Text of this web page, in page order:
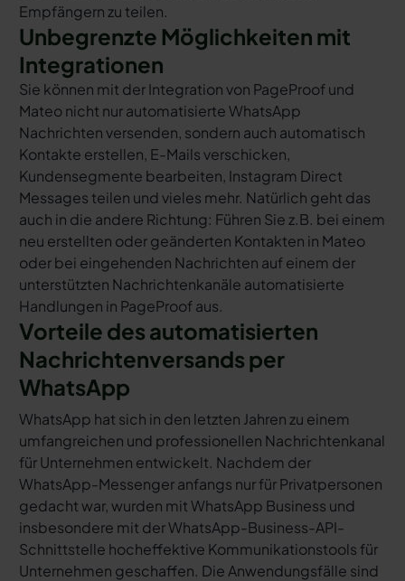
Empfängern zu teilen.
Unbegrenzte Möglichkeiten mit
Integrationen
Sie können mit der Integration von PageProof und
Mateo nicht nur automatisierte WhatsApp
Nachrichten versenden, sondern auch automatisch
Kontakte erstellen, E-Mails verschicken,
Kundensegmente bearbeiten, Instagram Direct
Messages teilen und vieles mehr. Natürlich geht das
auch in die andere Richtung: Führen Sie z.B. bei einem
neu erstellten oder geänderten Kontakten in Mateo
oder bei eingehenden Nachrichten auf einem der
unterstützten Nachrichtenkanäle automatisierte
Handlungen in PageProof aus.
Vorteile des automatisierten
Nachrichtenversands per
WhatsApp
WhatsApp hat sich in den letzten Jahren zu einem
umfangreichen und professionellen Nachrichtenkanal
für Unternehmen entwickelt. Nachdem der
WhatsApp-Messenger anfangs nur für Privatpersonen
gedacht war, wurden mit WhatsApp Business und
insbesondere mit der WhatsApp-Business-API-
Schnittstelle hocheffektive Kommunikationstools für
Unternehmen geschaffen. Die Anwendungsfälle sind